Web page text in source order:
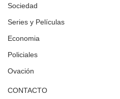
Sociedad
Series y Películas
Economia
Policiales
Ovación
CONTACTO